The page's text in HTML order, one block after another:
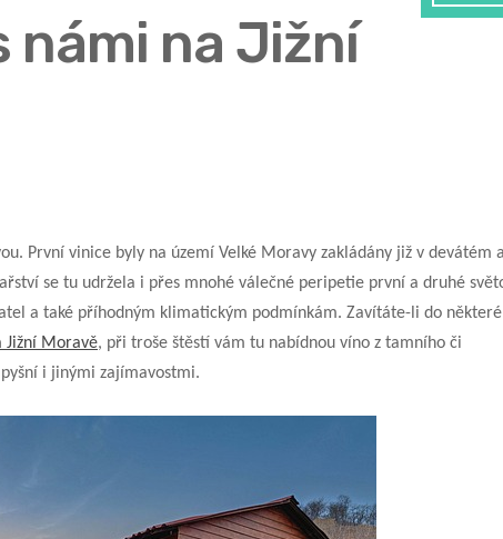
námi na Jižní
První vinice byly na území Velké Moravy zakládány již v devátém a
se tu udržela i přes mnohé válečné peripetie první a druhé
a také příhodným klimatickým podmínkám. Zavítáte-li do
Jižní Moravě, při troše štěstí vám tu nabídnou víno z tamního či
i jinými zajímavostmi.